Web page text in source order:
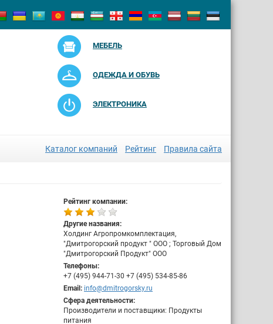
МЕБЕЛЬ
ОДЕЖДА И ОБУВЬ
ЭЛЕКТРОНИКА
Каталог компаний Рейтинг Правила сайта
Рейтинг компании:
Другие названия:
Холдинг Агропромкомплектация,
"Дмитрогорский продукт " ООО ; Торговый Дом
"Дмитрогорский Продукт" ООО
Телефоны:
+7 (495) 944-71-30 +7 (495) 534-85-86
Email: info@dmitrogorsky.ru
Сфера деятельности:
Производители и поставщики: Продукты
питания